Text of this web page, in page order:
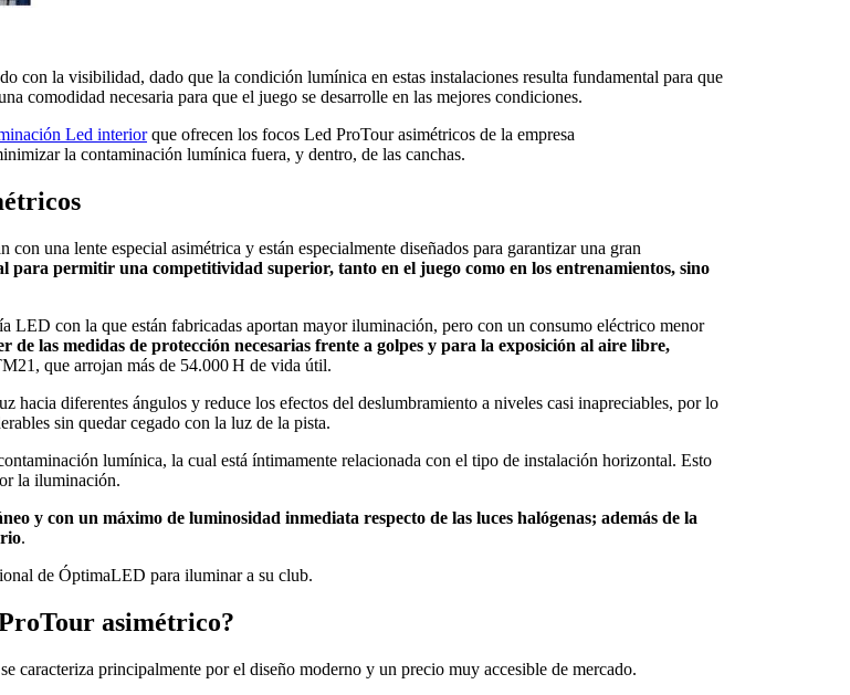
con la visibilidad, dado que la condición lumínica en estas instalaciones resulta fundamental para que
comodidad necesaria para que el juego se desarrolle en las mejores condiciones.
Led interiorque ofrecen los focos Led ProTour asimétricos de la empresa
la contaminación lumínica fuera, y dentro, de las canchas.
una lente especial asimétrica y están especialmente diseñados para garantizar una gran
para permitir una competitividad superior, tanto en el juego como en los entrenamientos, sino
LED con la que están fabricadas aportan mayor iluminación, pero con un consumo eléctrico menor
de las medidas de protección necesarias frente a golpes y para la exposición al aire libre,
que arrojan más de 54.000 H de vida útil.
diferentes ángulos y reduce los efectos del deslumbramiento a niveles casi inapreciables, por lo
sin quedar cegado con la luz de la pista.
lumínica, la cual está íntimamente relacionada con el tipo de instalación horizontal. Esto
la iluminación.
y con un máximo de luminosidad inmediata respecto de las luces halógenas; además de la
.
de ÓptimaLED para iluminar a su club.
asimétrico?
principalmente por el diseño moderno y un precio muy accesible de mercado.